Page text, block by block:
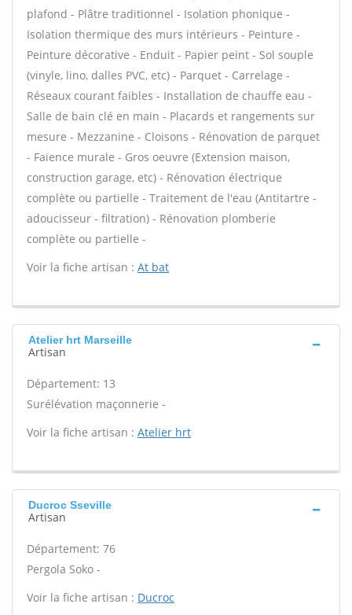
plafond - Plâtre traditionnel - Isolation phonique -
Isolation thermique des murs intérieurs - Peinture -
Peinture décorative - Enduit - Papier peint - Sol souple
(vinyle, lino, dalles PVC, etc) - Parquet - Carrelage -
Réseaux courant faibles - Installation de chauffe eau -
Salle de bain clé en main - Placards et rangements sur
mesure - Mezzanine - Cloisons - Rénovation de parquet
- Faïence murale - Gros oeuvre (Extension maison,
construction garage, etc) - Rénovation électrique
complète ou partielle - Traitement de l'eau (Antitartre -
adoucisseur - filtration) - Rénovation plomberie
complète ou partielle -
Voir la fiche artisan : At bat
Atelier hrt Marseille
Artisan
Département: 13
Surélévation maçonnerie -
Voir la fiche artisan : Atelier hrt
Ducroc Sseville
Artisan
Département: 76
Pergola Soko -
Voir la fiche artisan : Ducroc